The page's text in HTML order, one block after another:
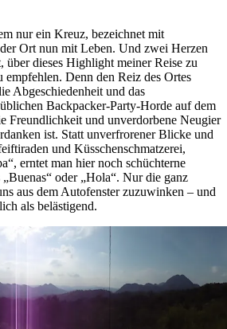
nur ein Kreuz, bezeichnet mit
Ort nun mit Leben. Und zwei Herzen
über dieses Highlight meiner Reise zu
empfehlen. Denn den Reiz des Ortes
Abgeschiedenheit und das
Backpacker-Party-Horde auf dem
Freundlichkeit und unverdorbene Neugier
ist. Statt unverfrorener Blicke und
und Küsschenschmatzerei,
erntet man hier noch schüchterne
oder „Hola“. Nur die ganz
aus dem Autofenster zuzuwinken – und
als belästigend.